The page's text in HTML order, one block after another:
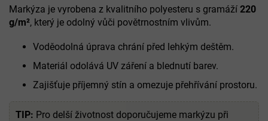
Markýza je vyrobena z kvalitního polyesteru s gramáží 220
g/m², který je odolný vůči povětrnostním vlivům.
Voděodolná úprava chrání před lehkým deštěm.
Materiál odolává UV záření a blednutí barev.
Zajišťuje příjemný stín a omezuje přehřívání prostoru.
TIP: Pro delší životnost doporučujeme markýzu při